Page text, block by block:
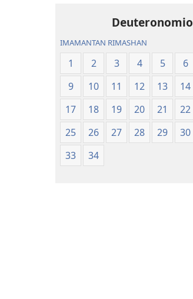
Deuteronomio
IMAMANTAN RIMASHAN
1 2 3 4 5 6
9
10 11 12 13 14
17
18 19 20 21 22
25
26 27 28 29 30
33
34